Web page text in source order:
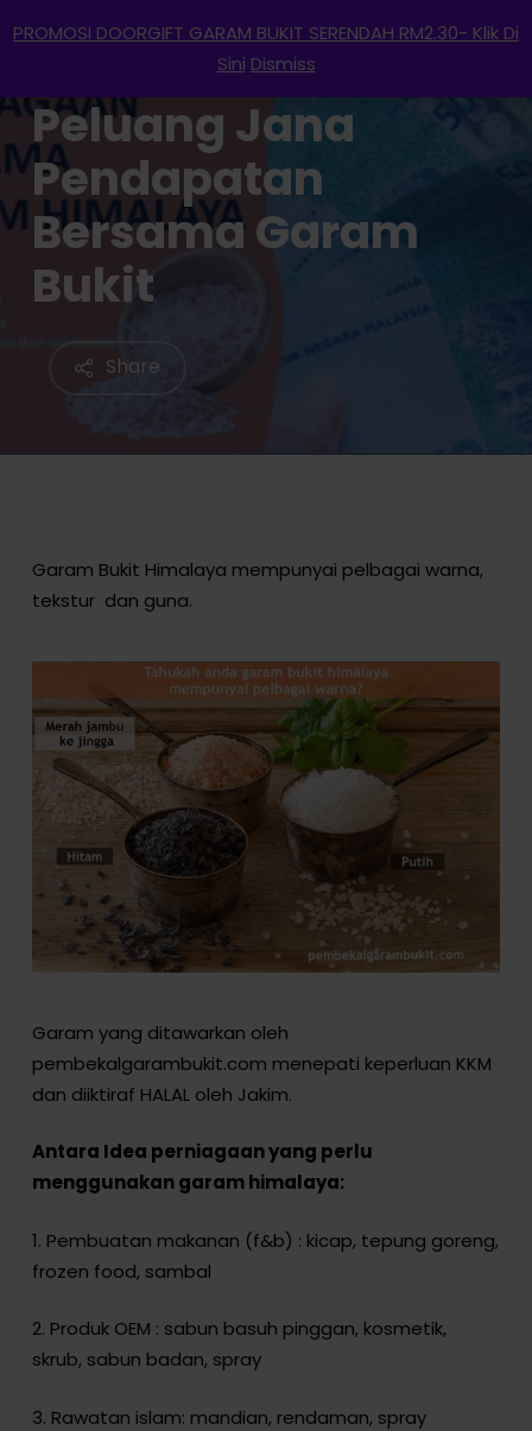
PROMOSI DOORGIFT GARAM BUKIT SERENDAH RM2.30- Klik Di
Sini Dismiss
to
content
Peluang Jana
Pendapatan
Bersama Garam
Bukit
Share
Garam Bukit Himalaya mempunyai pelbagai warna,
tekstur dan guna.
Garam yang ditawarkan oleh
pembekalgarambukit.com menepati keperluan KKM
dan diiktiraf HALAL oleh Jakim.
Antara Idea perniagaan yang perlu
menggunakan garam himalaya:
1. Pembuatan makanan (f&b) : kicap, tepung goreng,
frozen food, sambal
2. Produk OEM : sabun basuh pinggan, kosmetik,
skrub, sabun badan, spray
3. Rawatan islam: mandian, rendaman, spray